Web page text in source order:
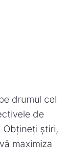
drumul cel
de
Obțineți știri,
maximiza